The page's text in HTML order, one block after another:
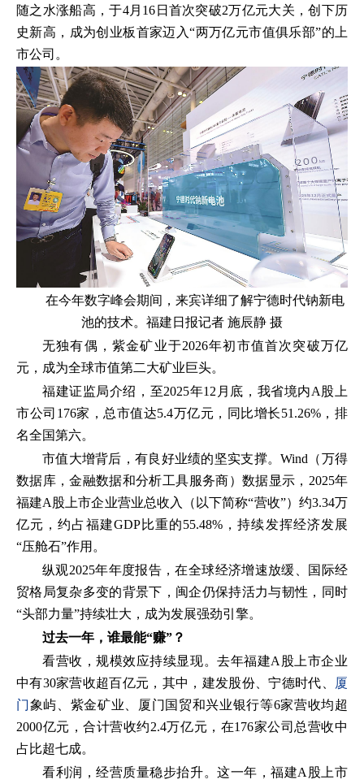
随之水涨船高，于4月16日首次突破2万亿元大关，创下历
史新高，成为创业板首家迈入“两万亿元市值俱乐部”的上
市公司。
在今年数字峰会期间，来宾详细了解宁德时代钠新电
池的技术。福建日报记者 施辰静 摄
无独有偶，紫金矿业于2026年初市值首次突破万亿
元，成为全球市值第二大矿业巨头。
福建证监局介绍，至2025年12月底，我省境内A股上
市公司176家，总市值达5.4万亿元，同比增长51.26%，排
名全国第六。
市值大增背后，有良好业绩的坚实支撑。Wind（万得
数据库，金融数据和分析工具服务商）数据显示，2025年
福建A股上市企业营业总收入（以下简称“营收”）约3.34万
亿元，约占福建GDP比重的55.48%，持续发挥经济发展
“压舱石”作用。
纵观2025年年度报告，在全球经济增速放缓、国际经
贸格局复杂多变的背景下，闽企仍保持活力与韧性，同时
“头部力量”持续壮大，成为发展强劲引擎。
过去一年，谁最能“赚”？
看营收，规模效应持续显现。去年福建A股上市企业
中有30家营收超百亿元，其中，建发股份、宁德时代、
厦
门象屿、紫金矿业、厦门国贸和兴业银行等6家营收均超
2000亿元，合计营收约2.4万亿元，在176家公司总营收中
占比超七成。
看利润，经营质量稳步抬升。这一年，福建A股上市